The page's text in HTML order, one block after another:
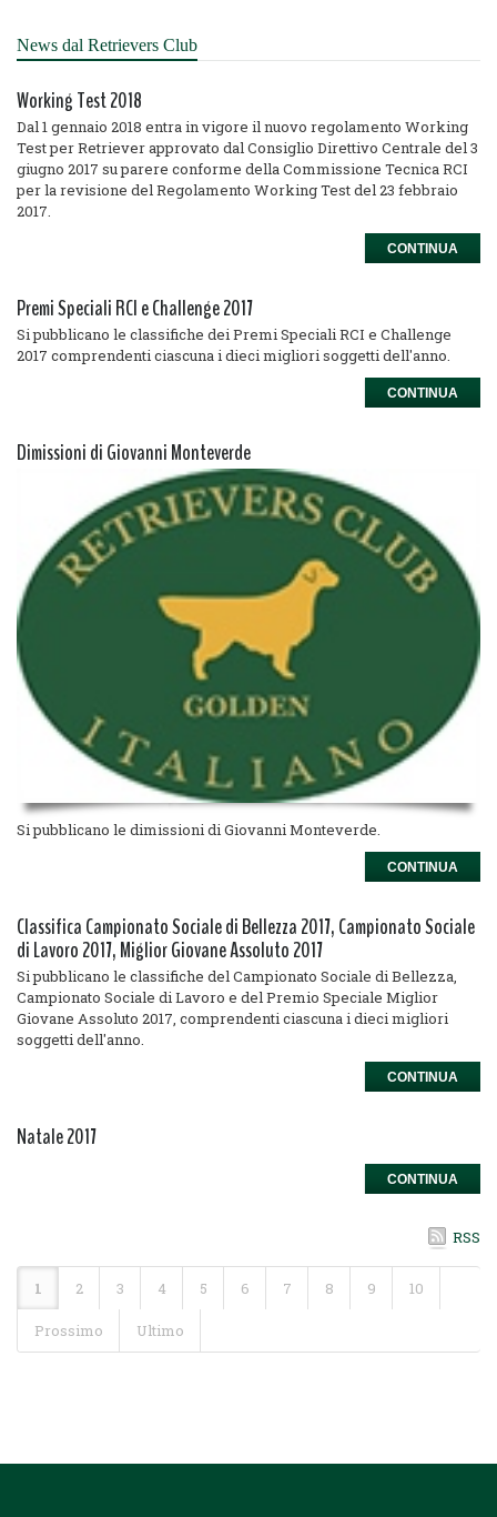
News dal Retrievers Club
Working Test 2018
Dal 1 gennaio 2018 entra in vigore il nuovo regolamento Working
Test per Retriever approvato dal Consiglio Direttivo Centrale del 3
giugno 2017 su parere conforme della Commissione Tecnica RCI
per la revisione del Regolamento Working Test del 23 febbraio
2017.
CONTINUA
Premi Speciali RCI e Challenge 2017
Si pubblicano le classifiche dei Premi Speciali RCI e Challenge
2017 comprendenti ciascuna i dieci migliori soggetti dell'anno.
CONTINUA
Dimissioni di Giovanni Monteverde
Si pubblicano le dimissioni di Giovanni Monteverde.
CONTINUA
Classifica Campionato Sociale di Bellezza 2017, Campionato Sociale
di Lavoro 2017, Miglior Giovane Assoluto 2017
Si pubblicano le classifiche del Campionato Sociale di Bellezza,
Campionato Sociale di Lavoro e del Premio Speciale Miglior
Giovane Assoluto 2017, comprendenti ciascuna i dieci migliori
soggetti dell'anno.
CONTINUA
Natale 2017
CONTINUA
RSS
1 2 3 4 5 6 7 8 9 10
Prossimo Ultimo